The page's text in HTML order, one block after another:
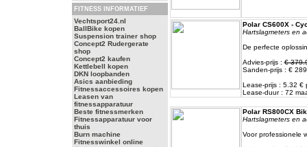
FITNESS INFORMATIEF
Vechtsport24.nl
BallBike kopen
Suspension trainer shop
Concept2 Rudergerate
shop
Concept2 kaufen
Kettlebell kopen
DKN loopbanden
Asics aanbieding
Fitnessaccessoires kopen
Leasen van
fitnessapparatuur
Beste fitnessmerken
Fitnessapparatuur voor
thuis
Burn machine
Fitnesswinkel online
Polar CS600X -
Hartslagmeters en
De perfecte
Advies-prijs :€
Sanden-prijs : €
Lease-prijs : 5.32 €
Lease-duur : 72
Polar RS800CX
Hartslagmeters en
Voor professionele